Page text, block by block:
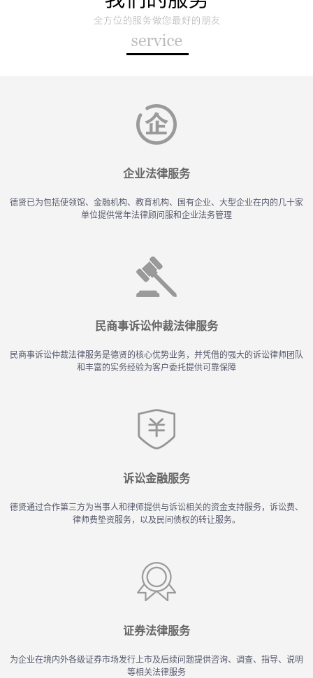
企业法律服务
德贤已为包括使领馆、金融机构、教育机构、国有企业、大型企业在内的几十家
单位提供常年法律顾问服和企业法务管理
民商事诉讼仲裁法律服务
民商事诉讼仲裁法律服务是德贤的核心优势业务，并凭借的强大的诉讼律师团队
和丰富的实务经验为客户委托提供可靠保障
诉讼金融服务
德贤通过合作第三方为当事人和律师提供与诉讼相关的资金支持服务，诉讼费、
律师费垫资服务，以及民间债权的转让服务。
证券法律服务
为企业在境内外各级证券市场发行上市及后续问题提供咨询、调查、指导、说明
等相关法律服务